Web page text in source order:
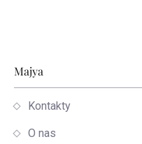
Stopka
Majya
Kontakty
O nas